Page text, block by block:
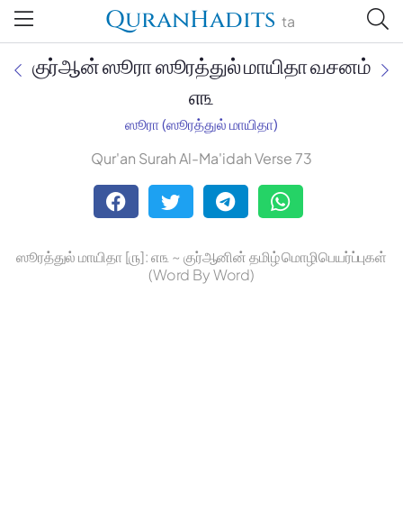
QuranHadits ta
Jan Trust Foundation
Mufti Omar Sheriff Qasimi,
குர்ஆன் ஸூரா ஸூரத்துல் மாயிதா வசனம்
௭௩
ஸூரா (ஸூரத்துல் மாயிதா)
Qur'an Surah Al-Ma'idah Verse 73
ஸூரத்துல் மாயிதா [௫]: ௭௩ ~ குர்ஆனின் தமிழ் மொழிபெயர்ப்புகள்
(Word By Word)